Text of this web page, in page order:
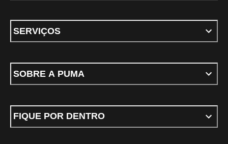
SERVIÇOS
SOBRE A PUMA
FIQUE POR DENTRO